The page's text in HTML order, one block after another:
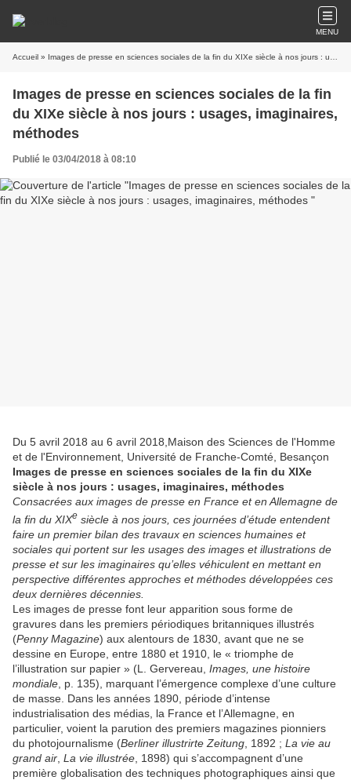
MENU
Accueil » Images de presse en sciences sociales de la fin du XIXe siècle à nos jours : usages, imaginaires, méthodes
Images de presse en sciences sociales de la fin
du XIXe siècle à nos jours : usages, imaginaires,
méthodes
Publié le 03/04/2018 à 08:10
Du 5 avril 2018 au 6 avril 2018,Maison des Sciences de l'Homme
et de l'Environnement, Université de Franche-Comté, Besançon
Images de presse en sciences sociales de la fin du XIXe
siècle à nos jours : usages, imaginaires, méthodes
Consacrées aux images de presse en France et en Allemagne de
la fin du XIXe siècle à nos jours, ces journées d’étude entendent
faire un premier bilan des travaux en sciences humaines et
sociales qui portent sur les usages des images et illustrations de
presse et sur les imaginaires qu’elles véhiculent en mettant en
perspective différentes approches et méthodes développées ces
deux dernières décennies.
Les images de presse font leur apparition sous forme de
gravures dans les premiers périodiques britanniques illustrés
(Penny Magazine) aux alentours de 1830, avant que ne se
dessine en Europe, entre 1880 et 1910, le « triomphe de
l’illustration sur papier » (L. Gervereau, Images, une histoire
mondiale , p. 135), marquant l’émergence complexe d’une culture
de masse. Dans les années 1890, période d’intense
industrialisation des médias, la France et l’Allemagne, en
particulier, voient la parution des premiers magazines pionniers
du photojournalisme (Berliner illustrirte Zeitung , 1892 ; La vie au
grand air La vie illustrée , 1898) qui s’accompagnent d’une
première globalisation des techniques photographiques ainsi que